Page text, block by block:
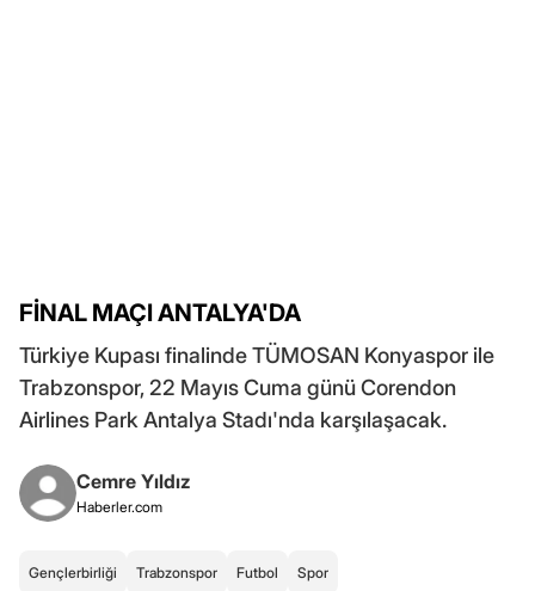
FİNAL MAÇI ANTALYA'DA
Türkiye Kupası finalinde TÜMOSAN Konyaspor ile
Trabzonspor, 22 Mayıs Cuma günü Corendon
Airlines Park Antalya Stadı'nda karşılaşacak.
Cemre Yıldız
Haberler.com
Gençlerbirliği Trabzonspor Futbol Spor